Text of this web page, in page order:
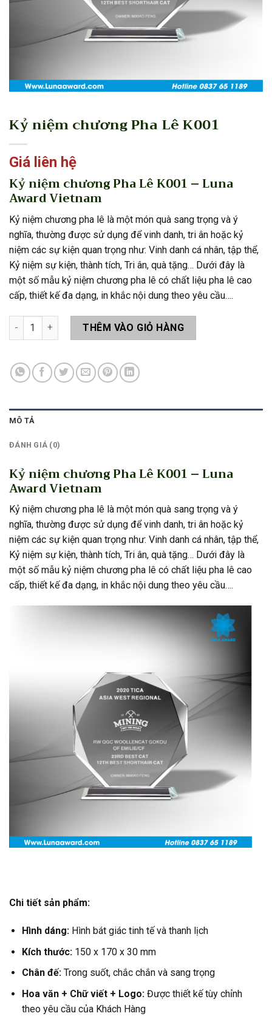
Kỷ niệm chương Pha Lê K001
Giá liên hệ
Kỷ niệm chương Pha Lê K001 – Luna
Award Vietnam
Kỷ niệm chương pha lê là một món quà sang trọng và ý
nghĩa, thường được sử dụng để vinh danh, tri ân hoặc kỷ
niệm các sự kiện quan trọng như: Vinh danh cá nhân, tập thể,
Kỷ niệm sự kiện, thành tích, Tri ân, quà tặng… Dưới đây là
một số mẫu kỷ niệm chương pha lê có chất liệu pha lê cao
cấp, thiết kế đa dạng, in khắc nội dung theo yêu cầu….
Kỷ niệm chương Pha Lê K001 số lượng
THÊM VÀO GIỎ HÀNG
MÔ TẢ
ĐÁNH GIÁ (0)
Kỷ niệm chương Pha Lê K001 – Luna
Award Vietnam
Kỷ niệm chương pha lê là một món quà sang trọng và ý
nghĩa, thường được sử dụng để vinh danh, tri ân hoặc kỷ
niệm các sự kiện quan trọng như: Vinh danh cá nhân, tập thể,
Kỷ niệm sự kiện, thành tích, Tri ân, quà tặng… Dưới đây là
một số mẫu kỷ niệm chương pha lê có chất liệu pha lê cao
cấp, thiết kế đa dạng, in khắc nội dung theo yêu cầu….
Chi tiết sản phẩm:
Hình dáng:Hình bát giác tinh tế và thanh lịch
Kích thước: 150 x 170 x 30 mm
Chân đế: Trong suốt, chắc chắn và sang trọng
Hoa văn + Chữ viết + Logo:Được thiết kế tùy chỉnh
theo yêu cầu của Khách Hàng